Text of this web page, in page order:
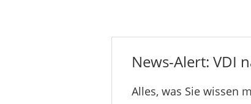
News-Alert: VDI
Alles, was Sie wissen